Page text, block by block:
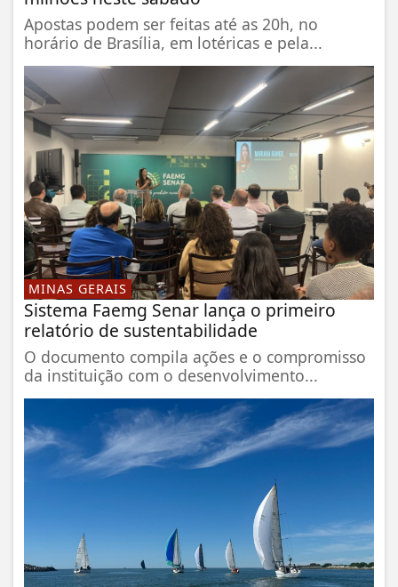
Apostas podem ser feitas até as 20h, no
horário de Brasília, em lotéricas e pela...
MINAS GERAIS
Sistema Faemg Senar lança o primeiro
relatório de sustentabilidade
O documento compila ações e o compromisso
da instituição com o desenvolvimento...